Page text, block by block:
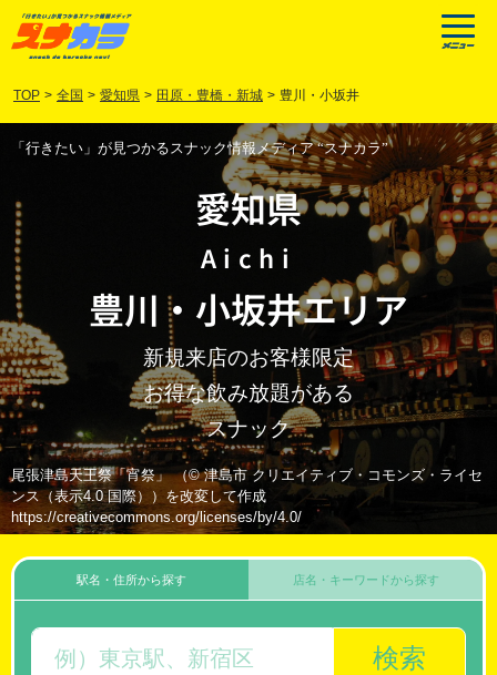
TOP > 全国 > 愛知県 > 田原・豊橋・新城 > 豊川・小坂井
「行きたい」が見つかるスナック情報メディア “スナカラ”
愛知県
Aichi
豊川 ・ 小坂井エリア
新規来店のお客様限定
お得な飲み放題がある
スナック
尾張津島天王祭「宵祭」 （© 津島市 クリエイティブ・コモンズ・ライセ
ンス（表示4.0 国際））を改変して作成
https://creativecommons.org/licenses/by/4.0/
駅名・住所から探す
検索
店名・キーワードから探す